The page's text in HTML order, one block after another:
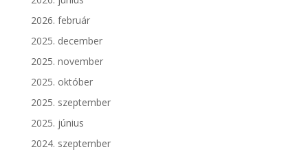
2026. február
2025. december
2025. november
2025. október
2025. szeptember
2025. június
2024. szeptember